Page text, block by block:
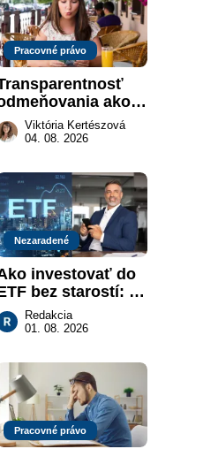
Pracovné právo
ako
právna povinnosť:
na
Viktória Kertészová
04. 08. 2026
Nezaradené
investovať do
bez starostí:
Investičné plány,
urobia prácu
Redakcia
01. 08. 2026
Pracovné právo